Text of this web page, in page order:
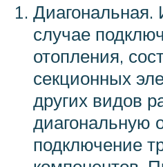
Диагональная.
случае
отопления,
секционных
других видов
диагональную
подключение